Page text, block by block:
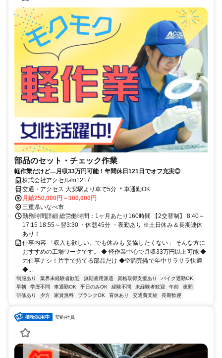
部品のセット・チェック作業
軽作業だけど…月収33万円可能！年間休日121日でオフ充実◎
株式会社アクセル/m1217
交通・アクセス 大安駅より車で5分 ＊車通勤OK
月給250,000円～300,000円
三重県いなべ市
勤務時間詳細 総労働時間：1ヶ月あたり160時間 【2交替制】 8:40～
17:15 18:55～翌3:30 ・休憩45分 ・夜勤あり ※土日休み＆長期連休
あり！
仕事内容 「収入も欲しい。でも休みも 妥協したくない」 そんな方に
おすすめの工場ワークです。 ◆ 軽作業中心で月収33万円以上可能 ◆
力仕事ナシ！片手で持てる部品だけ ◆空調完備で年中サラサラ快適
◆...
制服あり 業界未経験者歓迎 無期雇用派遣 資格取得支援あり
バイク通勤OK
早朝
学歴不問 車通勤OK 平日のみOK 経験不問 未経験者歓迎 午前
夜間
研修あり
夕方 家賃無料 ブランクOK 育休あり 交通費支給 長期歓迎
契約社員